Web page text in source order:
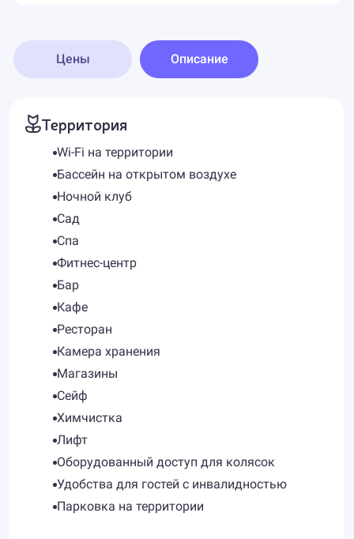
Цены Описание
Территория
Wi-Fi на территории
Бассейн на открытом воздухе
Ночной клуб
Сад
Спа
Фитнес-центр
Бар
Кафе
Ресторан
Камера хранения
Магазины
Сейф
Химчистка
Лифт
Оборудованный доступ для колясок
Удобства для гостей с инвалидностью
Парковка на территории